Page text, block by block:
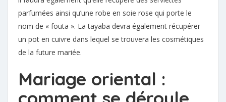
parfumées ainsi qu’une robe en soie rose qui porte le
nom de « fouta ». La tayaba devra également récupérer
un pot en cuivre dans lequel se trouvera les cosmétiques
de la future mariée.
Mariage oriental :